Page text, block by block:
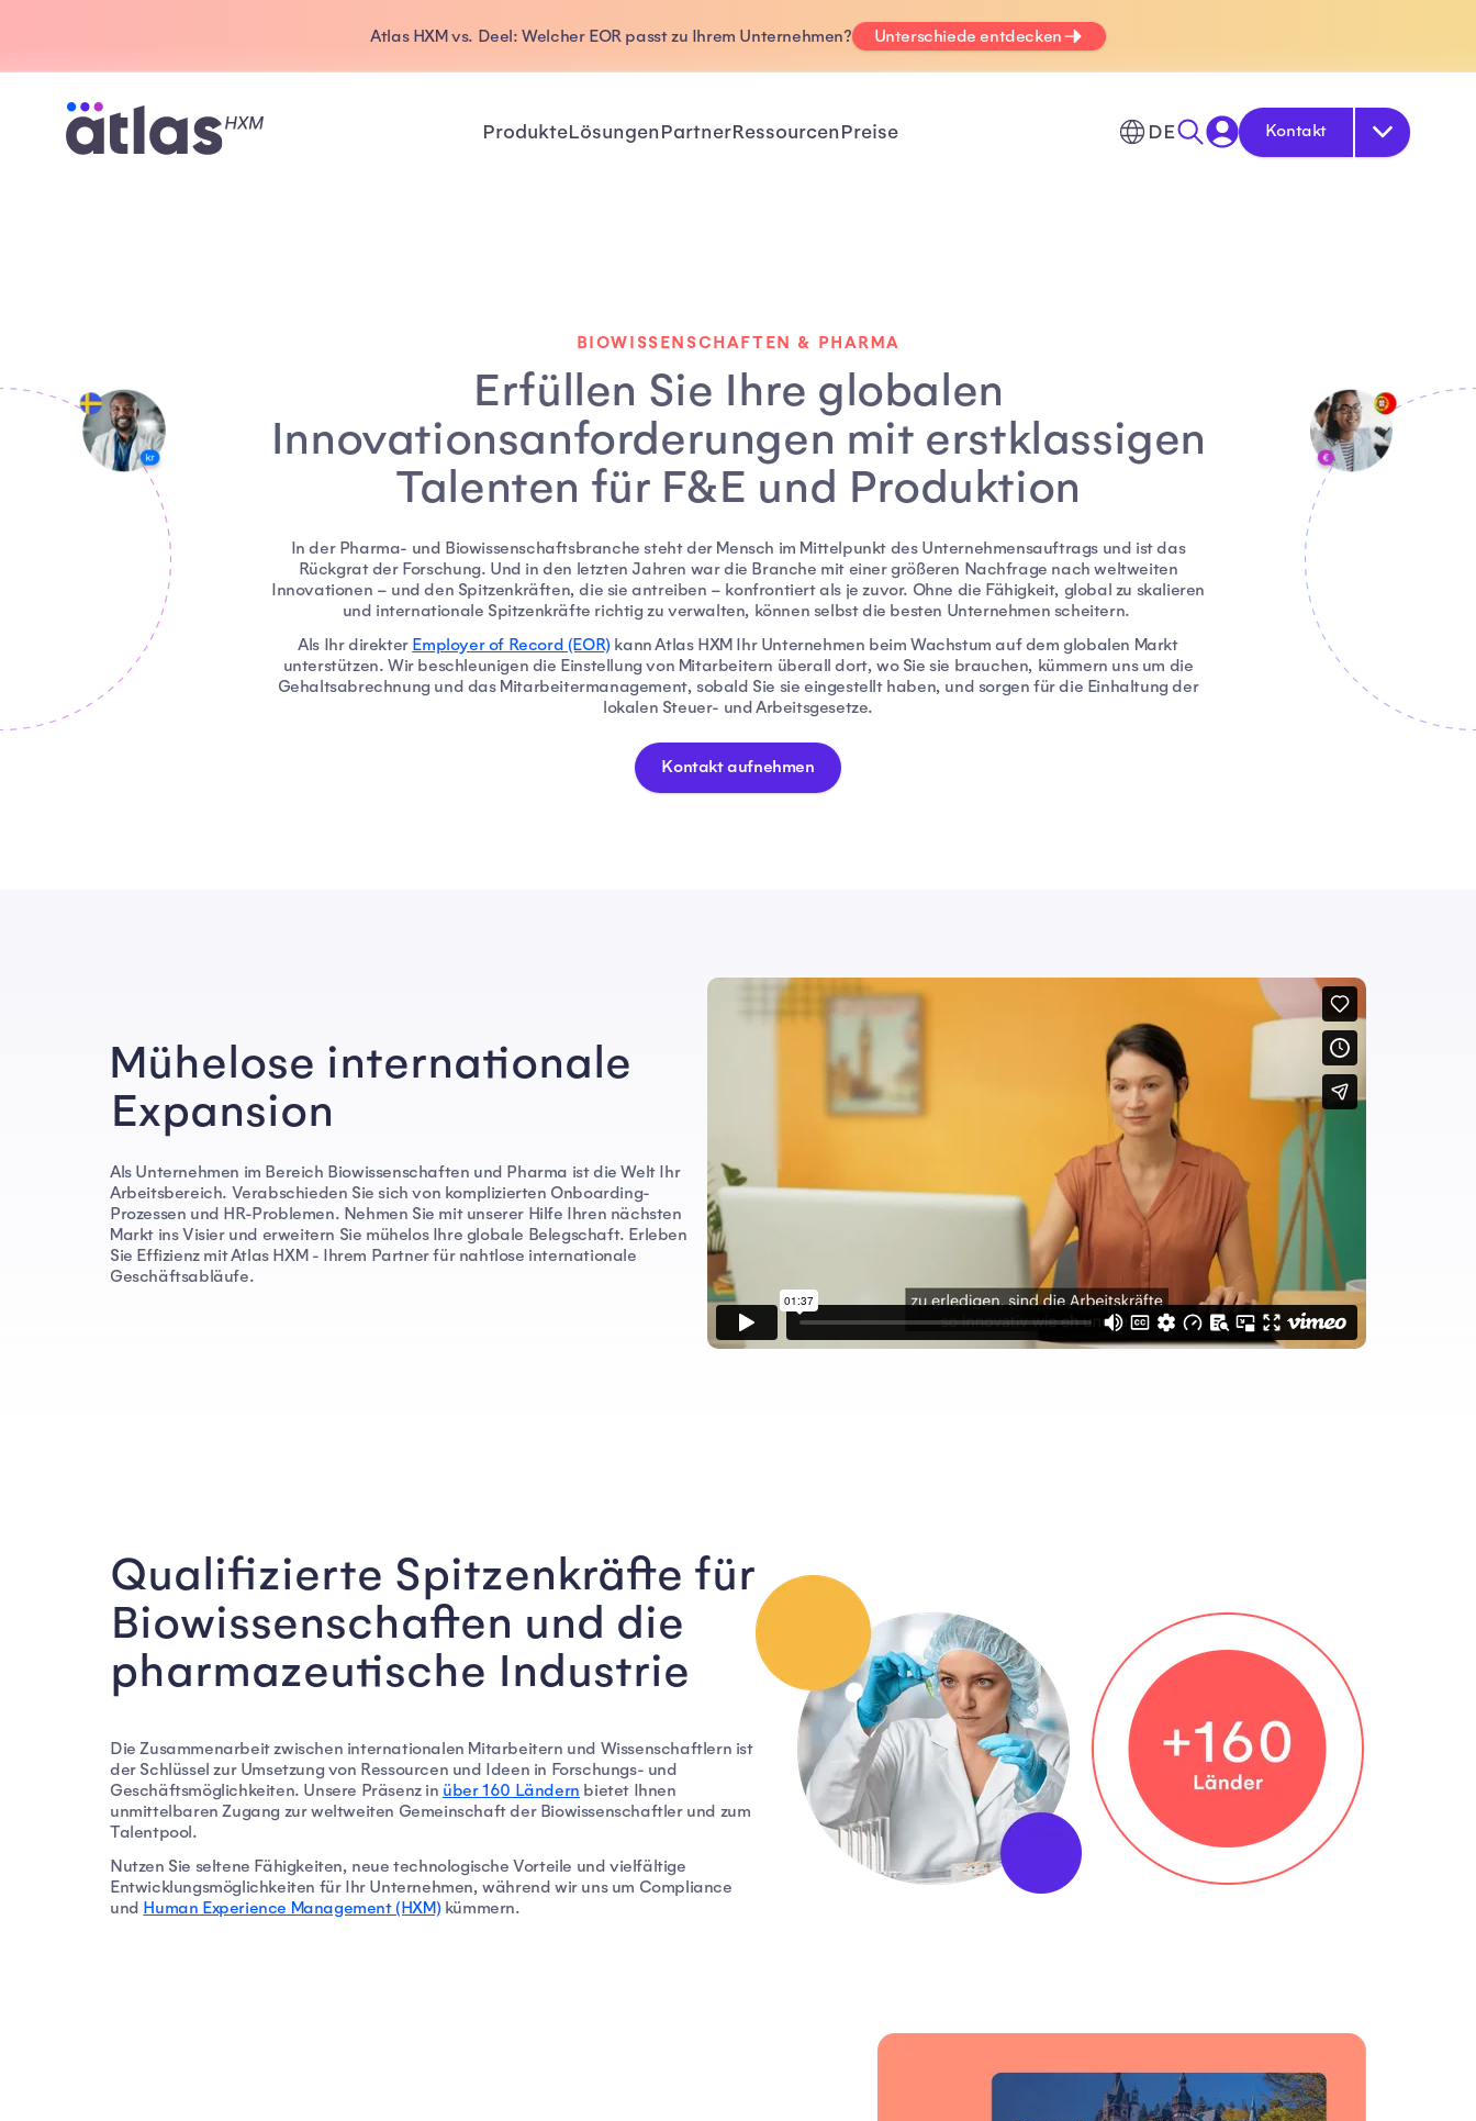
Atlas HXM vs. Deel: Welcher EOR passt zu Ihrem Unternehmen? Unterschiede entdecken
ProdukteLösungenPartnerRessourcenPreise DE Kontakt
BIOWISSENSCHAFTEN & PHARMA
Erfüllen Sie Ihre globalen
Innovationsanforderungen mit erstklassigen
Talenten für F&E und Produktion
In der Pharma- und Biowissenschaftsbranche steht der Mensch im Mittelpunkt des Unternehmensauftrags und ist das
Rückgrat der Forschung. Und in den letzten Jahren war die Branche mit einer größeren Nachfrage nach weltweiten
Innovationen – und den Spitzenkräften, die sie antreiben – konfrontiert als je zuvor. Ohne die Fähigkeit, global zu skalieren
und internationale Spitzenkräfte richtig zu verwalten, können selbst die besten Unternehmen scheitern.
Als Ihr direkter Employer of Record (EOR)kann Atlas HXM Ihr Unternehmen beim Wachstum auf dem globalen Markt
unterstützen. Wir beschleunigen die Einstellung von Mitarbeitern überall dort, wo Sie sie brauchen, kümmern uns um die
Gehaltsabrechnung und das Mitarbeitermanagement, sobald Sie sie eingestellt haben, und sorgen für die Einhaltung der
lokalen Steuer- und Arbeitsgesetze.
Kontakt aufnehmen
Mühelose internationale
Expansion
Als Unternehmen im Bereich Biowissenschaften und Pharma ist die Welt Ihr
Arbeitsbereich. Verabschieden Sie sich von komplizierten Onboarding-
Prozessen und HR-Problemen. Nehmen Sie mit unserer Hilfe Ihren nächsten
Markt ins Visier und erweitern Sie mühelos Ihre globale Belegschaft. Erleben
Sie Effizienz mit Atlas HXM - Ihrem Partner für nahtlose internationale
Geschäftsabläufe.
Qualifizierte Spitzenkräfte für
Biowissenschaften und die
pharmazeutische Industrie
Die Zusammenarbeit zwischen internationalen Mitarbeitern und Wissenschaftlern ist
der Schlüssel zur Umsetzung von Ressourcen und Ideen in Forschungs- und
Geschäftsmöglichkeiten. Unsere Präsenz in über 160 Ländern bietet Ihnen
unmittelbaren Zugang zur weltweiten Gemeinschaft der Biowissenschaftler und zum
Talentpool.
Nutzen Sie seltene Fähigkeiten, neue technologische Vorteile und vielfältige
Entwicklungsmöglichkeiten für Ihr Unternehmen, während wir uns um Compliance
und Human Experience Management (HXM)kümmern.